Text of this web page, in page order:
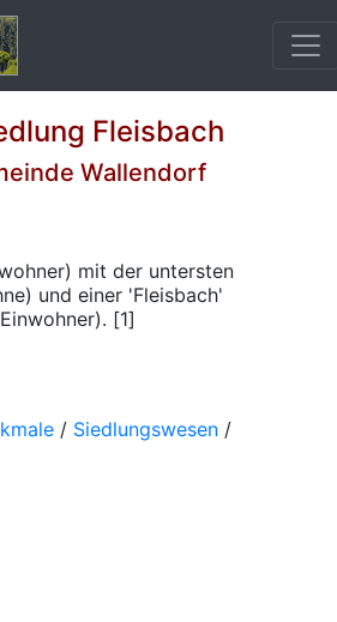
Fleisbach
Wallendorf
mit der untersten
und einer 'Fleisbach'
[1]
/ Siedlungswesen /